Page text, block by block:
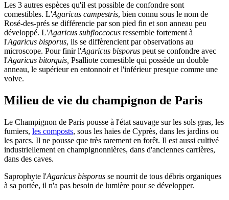
Les 3 autres espèces qu'il est possible de confondre sont
comestibles. L'Agaricus campestris, bien connu sous le nom de
Rosé-des-prés se différencie par son pied fin et son anneau peu
développé. L'Agaricus subfloccocus ressemble fortement à
l'Agaricus bisporus, ils se diffèrencient par observations au
microscope. Pour finir l'Agaricus bisporus peut se confondre avec
l'Agaricus bitorquis, Psalliote comestible qui possède un double
anneau, le supérieur en entonnoir et l'inférieur presque comme une
volve.
Milieu de vie du champignon de Paris
Le Champignon de Paris pousse à l'état sauvage sur les sols gras, les
fumiers, les composts, sous les haies de Cyprès, dans les jardins ou
les parcs. Il ne pousse que très rarement en forêt. Il est aussi cultivé
industriellement en champignonnières, dans d'anciennes carrières,
dans des caves.
Saprophyte l'Agaricus bisporus se nourrit de tous débris organiques
à sa portée, il n'a pas besoin de lumière pour se développer.